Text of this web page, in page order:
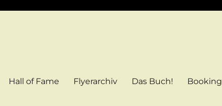
Hall of Fame Flyerarchiv Das Buch! Booking